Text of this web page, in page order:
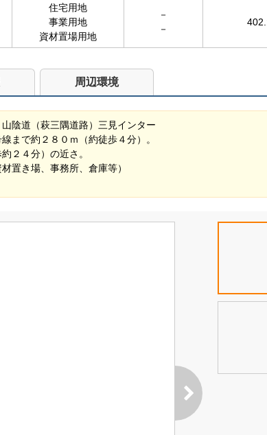
住宅用地
事業用地
資材置場用地
－
－
周辺環境
陰道（萩三隅道路）三見インター
まで約２８０ｍ（約徒歩４分）。
２４分）の近さ。
置き場、事務所、倉庫等）